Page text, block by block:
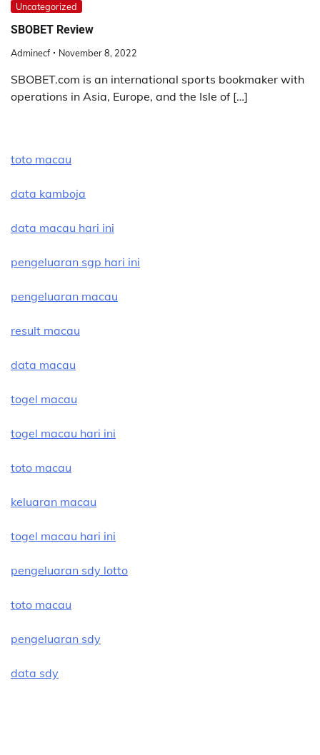
Uncategorized
SBOBET Review
Adminecf November 8, 2022
SBOBET.com is an international sports bookmaker with
operations in Asia, Europe, and the Isle of […]
toto macau
data kamboja
data macau hari ini
pengeluaran sgp hari ini
pengeluaran macau
result macau
data macau
togel macau
togel macau hari ini
toto macau
keluaran macau
togel macau hari ini
pengeluaran sdy lotto
toto macau
pengeluaran sdy
data sdy